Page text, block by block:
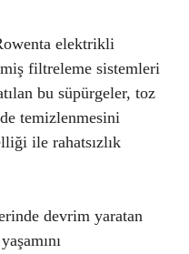
elektrikli
filtreleme sistemleri
bu süpürgeler, toz
temizlenmesini
ile rahatsızlık
devrim yaratan